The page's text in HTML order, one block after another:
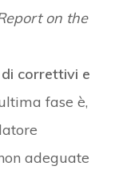
on the
correttivi e
fase è,
adeguate